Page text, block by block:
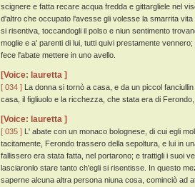
scignere e fatta recare acqua fredda e gittargliele nel
d'altro che occupato l'avesse gli volesse la smarrita
si risentiva, toccandogli il polso e niun sentimento
moglie e a' parenti di lui, tutti quivi prestamente
fece l'abate mettere in uno avello.
[Voice: lauretta ]
[ 034 ] La donna si tornò a casa, e da un piccol
casa, il figliuolo e la ricchezza, che stata era di
[Voice: lauretta ]
[ 035 ] L' abate con un monaco bolognese, di cui egli
tacitamente, Ferondo trassero della sepoltura, e lui in
fallissero era stata fatta, nel portarono; e trattigli i suoi
lasciaronlo stare tanto ch'egli si risentisse. In questo
saperne alcuna altra persona niuna cosa, cominciò ad